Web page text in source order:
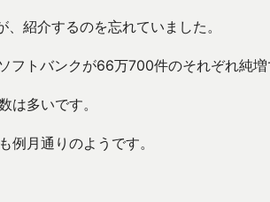
紹介するのを忘れていました。
トバンクが66万700件のそれぞれ純増
は多いです。
月通りのようです。